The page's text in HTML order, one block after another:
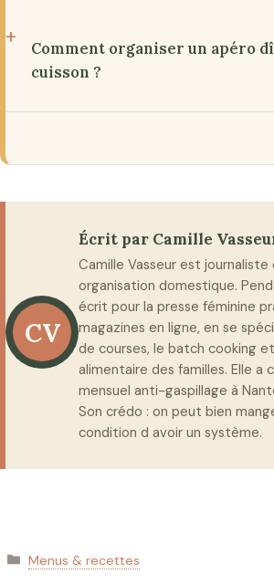
Comment organiser un apéro
cuisson ?
CV
Écrit par Camille
Camille Vasseur est
organisation domestique.
écrit pour la presse féminine
magazines en ligne, en se
de courses, le batch cooking
alimentaire des familles. Elle a
mensuel anti-gaspillage à
Son crédo : on peut bien
condition d avoir un système.
Catégories
Menus & recettes